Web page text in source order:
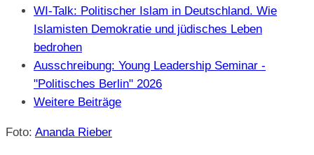
WI-Talk: Politischer Islam in Deutschland. Wie
Islamisten Demokratie und jüdisches Leben
bedrohen
Ausschreibung: Young Leadership Seminar -
"Politisches Berlin" 2026
Weitere Beiträge
Foto: Ananda Rieber